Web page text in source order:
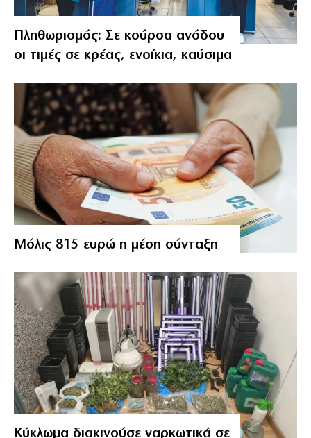
Πληθωρισμός: Σε κούρσα ανόδου
οι τιμές σε κρέας, ενοίκια, καύσιμα
Μόλις 815 ευρώ η μέση σύνταξη
Κύκλωμα διακινούσε ναρκωτικά σε